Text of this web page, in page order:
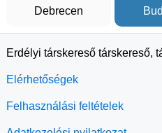
Debrecen
Erdélyi társkereső társkereső,
Elérhetőségek
Felhasználási feltételek